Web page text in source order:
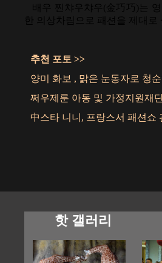
배우 찐챠우챠우(金巧巧)는
한 의상차림으로 패션을 제대
추천 포토 >>
양미 화보 , 맑은 눈동자로 청
쩌우제룬 아동 및 가정지원재
中스타 니니, 프랑스서 패션쇼
핫 갤러리